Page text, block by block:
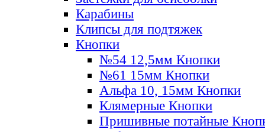
Карабины
Клипсы для подтяжек
Кнопки
№54 12,5мм Кнопки
№61 15мм Кнопки
Альфа 10, 15мм Кнопки
Клямерные Кнопки
Пришивные потайные